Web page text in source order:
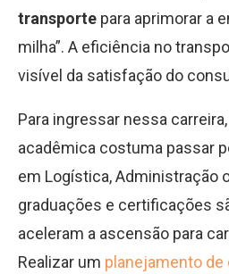
transporte para aprimorar a
milha”. A eficiência no
visível da satisfação do
Para ingressar nessa
acadêmica costuma passar
em Logística, Administração
graduações e certificações
aceleram a ascensão para
Realizar um planejamento de